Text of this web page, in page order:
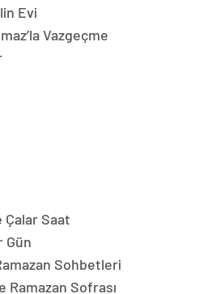
Evi
Vazgeçme
Çalar Saat
Gün
Sohbetleri
Ramazan Sofrası